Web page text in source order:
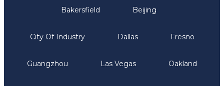
Bakersfield Beijing
City Of Industry Dallas Fresno
Guangzhou Las Vegas Oakland